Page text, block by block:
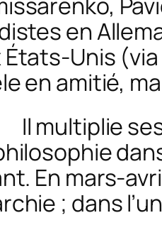
en
États-Unis (via
en amitié,
ses
En mars-
; dans